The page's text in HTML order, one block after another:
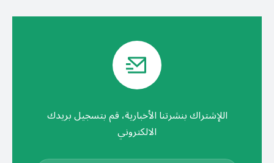
اللإشتراك بنشرتنا الأخبارية، قم بتسجيل بريدك
الالكتروني